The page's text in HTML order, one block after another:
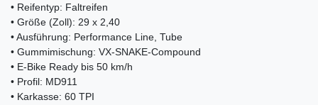
• Reifentyp: Faltreifen
• Größe (Zoll): 29 x 2,40
• Ausführung: Performance Line, Tube
• Gummimischung: VX-SNAKE-Compound
• E-Bike Ready bis 50 km/h
• Profil: MD911
• Karkasse: 60 TPI